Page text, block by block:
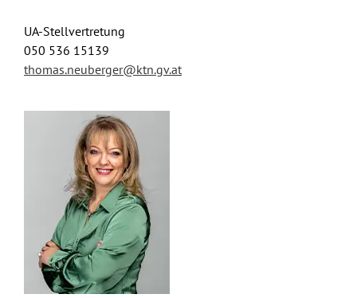
UA-Stellvertretung
050 536 15139
thomas.neuberger@ktn.gv.at